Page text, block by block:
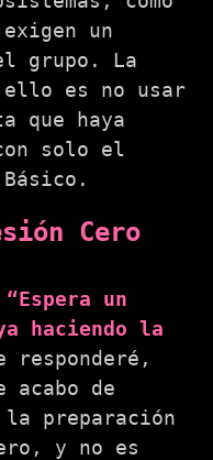
un
grupo. La
ello es no usar
que haya
solo el
Cero
“Espera un
haciendo la
responderé,
acabo de
preparación
y no es